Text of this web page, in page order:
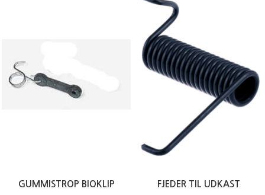
GUMMISTROP BIOKLIP FJEDER TIL UDKAST